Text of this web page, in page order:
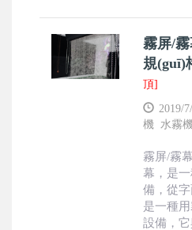
霧屏/
規(guī)
頂]
2019/
機
水霧機
霧屏/霧
幕，是
備，從
是一種
設備，